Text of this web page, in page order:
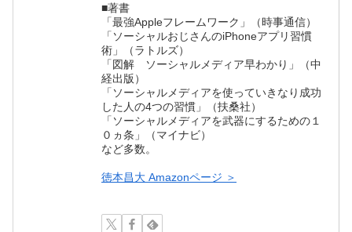
■著書
「最強Appleフレームワーク」（時事通信）
「ソーシャルおじさんのiPhoneアプリ習慣
術」（ラトルズ）
「図解 ソーシャルメディア早わかり」（中
経出版）
「ソーシャルメディアを使っていきなり成功
した人の4つの習慣」（扶桑社）
「ソーシャルメディアを武器にするための１
０ヵ条」（マイナビ）
など多数。
徳本昌大 Amazonページ ＞